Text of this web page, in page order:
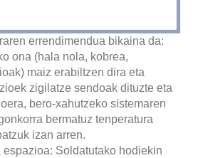
errendimendua bikaina da:
ona (hala nola, kobrea,
maiz erabiltzen dira eta
zigilatze sendoak dituzte eta
bero-xahutzeko sistemaren
bermatuz tenperatura
izan arren.
espazioa: Soldatutako hodiekin